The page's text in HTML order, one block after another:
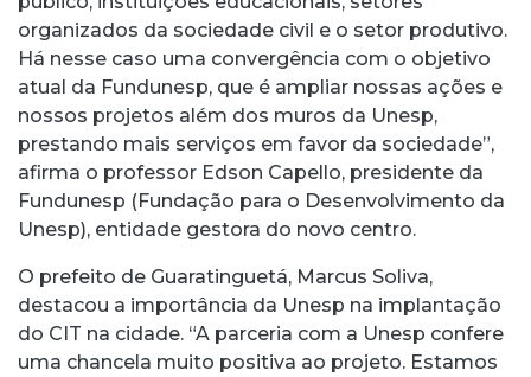
organizados da sociedade civil e o setor produtivo.
Há nesse caso uma convergência com o objetivo
atual da Fundunesp, que é ampliar nossas ações e
nossos projetos além dos muros da Unesp,
prestando mais serviços em favor da sociedade”,
afirma o professor Edson Capello, presidente da
Fundunesp (Fundação para o Desenvolvimento da
Unesp), entidade gestora do novo centro.
O prefeito de Guaratinguetá, Marcus Soliva,
destacou a importância da Unesp na implantação
do CIT na cidade. “A parceria com a Unesp confere
uma chancela muito positiva ao projeto. Estamos